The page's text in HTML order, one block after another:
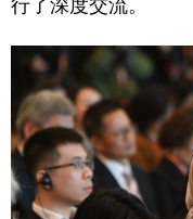
行了深度交流。